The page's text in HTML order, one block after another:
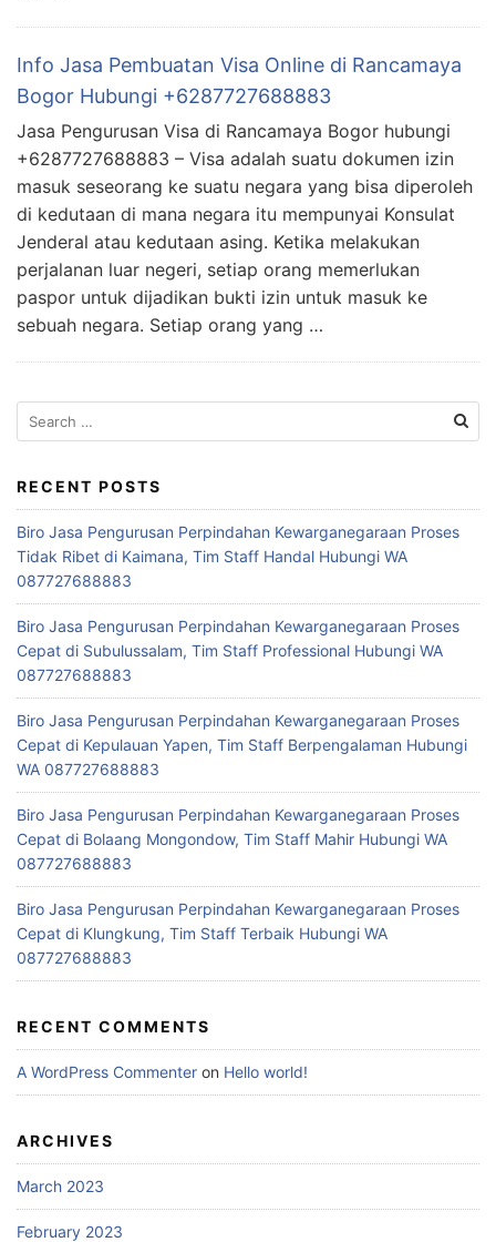
Info Jasa Pembuatan Visa Online di Rancamaya
Bogor Hubungi +6287727688883
Jasa Pengurusan Visa di Rancamaya Bogor hubungi
+6287727688883 – Visa adalah suatu dokumen izin
masuk seseorang ke suatu negara yang bisa diperoleh
di kedutaan di mana negara itu mempunyai Konsulat
Jenderal atau kedutaan asing. Ketika melakukan
perjalanan luar negeri, setiap orang memerlukan
paspor untuk dijadikan bukti izin untuk masuk ke
sebuah negara. Setiap orang yang …
Search
for:
RECENT POSTS
Biro Jasa Pengurusan Perpindahan Kewarganegaraan Proses
Tidak Ribet di Kaimana, Tim Staff Handal Hubungi WA
087727688883
Biro Jasa Pengurusan Perpindahan Kewarganegaraan Proses
Cepat di Subulussalam, Tim Staff Professional Hubungi WA
087727688883
Biro Jasa Pengurusan Perpindahan Kewarganegaraan Proses
Cepat di Kepulauan Yapen, Tim Staff Berpengalaman Hubungi
WA 087727688883
Biro Jasa Pengurusan Perpindahan Kewarganegaraan Proses
Cepat di Bolaang Mongondow, Tim Staff Mahir Hubungi WA
087727688883
Biro Jasa Pengurusan Perpindahan Kewarganegaraan Proses
Cepat di Klungkung, Tim Staff Terbaik Hubungi WA
087727688883
RECENT COMMENTS
A WordPress Commenter on Hello world!
ARCHIVES
March 2023
February 2023